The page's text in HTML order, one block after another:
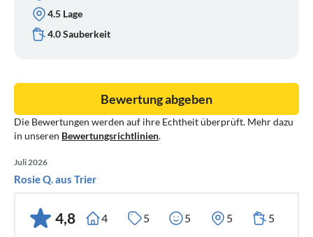
4.5 Lage
4.0 Sauberkeit
Die Bewertungen werden auf ihre Echtheit überprüft. Mehr dazu
in unseren Bewertungsrichtlinien.
Bewertung abgeben
Juli 2026
Rosie Q. aus Trier
4,8 4 5 5 5 5